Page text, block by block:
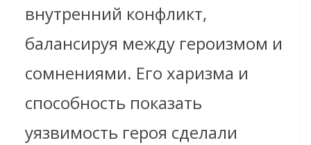
внутренний конфликт,
балансируя между героизмом и
сомнениями. Его харизма и
способность показать
уязвимость героя сделали